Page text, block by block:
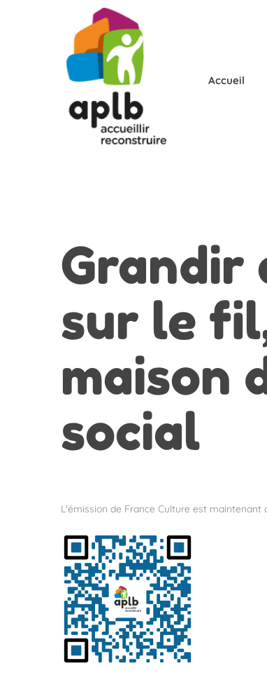
Accueil
Grandir
sur le
maison
social
L'émission de France Culture est maintenant